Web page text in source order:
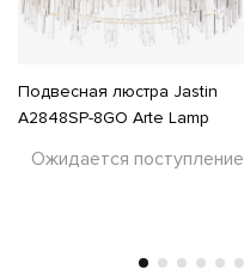
Подвесная люстра Jastin
A2848SP-8GO Arte Lamp
Ожидается поступление